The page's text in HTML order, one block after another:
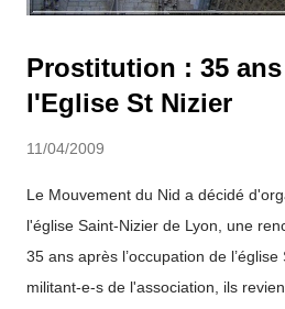
Prostitution : 35
l'Eglise St Nizier
11/04/2009
Le Mouvement du Nid a décidé
l'église Saint-Nizier de Lyon, une
35 ans après l’occupation de
militant-e-s de l'association, ils